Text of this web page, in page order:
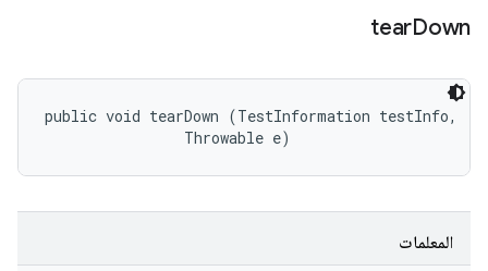
tearDown
public void tearDown (TestInformation testInfo,
                Throwable e)
المعلمات